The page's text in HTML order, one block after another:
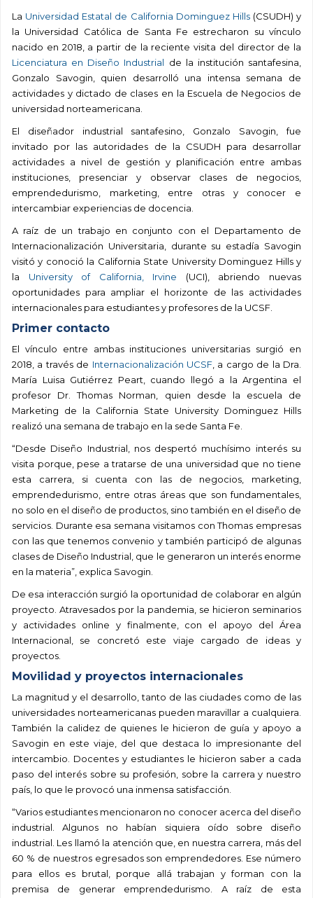
La Universidad Estatal de California Dominguez Hills(CSUDH) y
la Universidad Católica de Santa Fe estrecharon su vínculo
nacido en 2018, a partir de la reciente visita del director de la
Licenciatura en Diseño Industrial de la institución santafesina,
Gonzalo Savogin, quien desarrolló una intensa semana de
actividades y dictado de clases en la Escuela de Negocios de
universidad norteamericana.
El diseñador industrial santafesino, Gonzalo Savogin, fue
invitado por las autoridades de la CSUDH para desarrollar
actividades a nivel de gestión y planificación entre ambas
instituciones, presenciar y observar clases de negocios,
emprendedurismo, marketing, entre otras y conocer e
intercambiar experiencias de docencia.
A raíz de un trabajo en conjunto con el Departamento de
Internacionalización Universitaria, durante su estadía Savogin
visitó y conoció la California State University Dominguez Hills y
la University of California, Irvine (UCI), abriendo nuevas
oportunidades para ampliar el horizonte de las actividades
internacionales para estudiantes y profesores de la UCSF.
Primer contacto
El vínculo entre ambas instituciones universitarias surgió en
2018, a través de Internacionalización UCSF, a cargo de la Dra.
María Luisa Gutiérrez Peart, cuando llegó a la Argentina el
profesor Dr. Thomas Norman, quien desde la escuela de
Marketing de la California State University Dominguez Hills
realizó una semana de trabajo en la sede Santa Fe.
“Desde Diseño Industrial, nos despertó muchísimo interés su
visita porque, pese a tratarse de una universidad que no tiene
esta carrera, si cuenta con las de negocios, marketing,
emprendedurismo, entre otras áreas que son fundamentales,
no solo en el diseño de productos, sino también en el diseño de
servicios. Durante esa semana visitamos con Thomas empresas
con las que tenemos convenio y también participó de algunas
clases de Diseño Industrial, que le generaron un interés enorme
en la materia”, explica Savogin.
De esa interacción surgió la oportunidad de colaborar en algún
proyecto. Atravesados por la pandemia, se hicieron seminarios
y actividades online y finalmente, con el apoyo del Área
Internacional, se concretó este viaje cargado de ideas y
proyectos.
Movilidad y proyectos internacionales
La magnitud y el desarrollo, tanto de las ciudades como de las
universidades norteamericanas pueden maravillar a cualquiera.
También la calidez de quienes le hicieron de guía y apoyo a
Savogin en este viaje, del que destaca lo impresionante del
intercambio. Docentes y estudiantes le hicieron saber a cada
paso del interés sobre su profesión, sobre la carrera y nuestro
país, lo que le provocó una inmensa satisfacción.
“Varios estudiantes mencionaron no conocer acerca del diseño
industrial. Algunos no habían siquiera oído sobre diseño
industrial. Les llamó la atención que, en nuestra carrera, más del
60 % de nuestros egresados son emprendedores. Ese número
para ellos es brutal, porque allá trabajan y forman con la
premisa de generar emprendedurismo. A raíz de esta